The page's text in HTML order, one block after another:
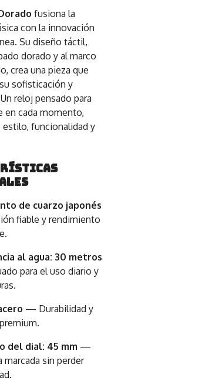
fusiona la
con la innovación
Su diseño táctil,
dorado y al marco
crea una pieza que
sofisticación y
reloj pensado para
en cada momento,
funcionalidad y
de cuarzo japonés
fiable y rendimiento
al agua: 30 metros
para el uso diario y
— Durabilidad y
del dial: 45 mm —
marcada sin perder